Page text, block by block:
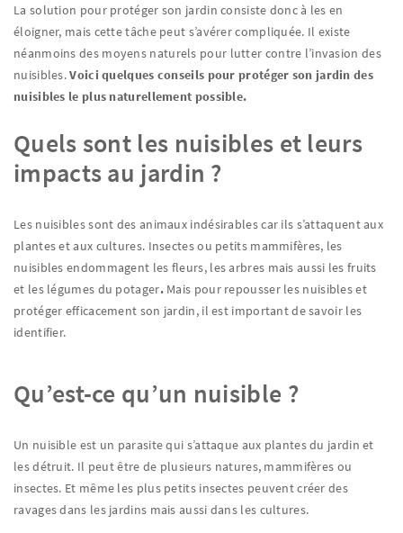
La solution pour protéger son jardin consiste donc à les en
éloigner, mais cette tâche peut s’avérer compliquée. Il existe
néanmoins des moyens naturels pour lutter contre l’invasion des
nuisibles.Voici quelques conseils pour protéger son jardin des
nuisibles le plus naturellement possible.
Quels sont les nuisibles et leurs
impacts au jardin ?
Les nuisibles sont des animaux indésirables car ils s’attaquent aux
plantes et aux cultures. Insectes ou petits mammifères, les
nuisibles endommagent les fleurs, les arbres mais aussi les fruits
et les légumes du potager. Mais pour repousser les nuisibles et
protéger efficacement son jardin, il est important de savoir les
identifier.
Qu’est-ce qu’un nuisible ?
Un nuisible est un parasite qui s’attaque aux plantes du jardin et
les détruit. Il peut être de plusieurs natures, mammifères ou
insectes. Et même les plus petits insectes peuvent créer des
ravages dans les jardins mais aussi dans les cultures.